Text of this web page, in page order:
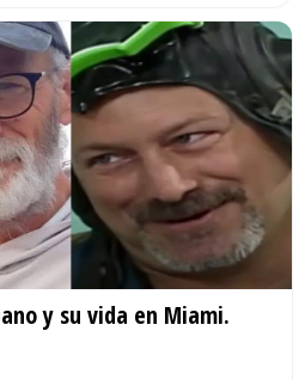
y su vida en Miami.